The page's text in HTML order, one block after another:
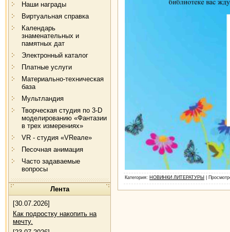
Наши награды
Виртуальная справка
Календарь
знаменательных и
памятных дат
Электронный каталог
Платные услуги
Материально-техническая
база
Мультландия
Творческая студия по 3-D
моделированию «Фантазии
в трех измерениях»
VR - студия «VRеале»
Песочная анимация
Часто задаваемые
вопросы
Лента
[30.07.2026]
Как подростку накопить на
мечту.
Категория: НОВИНКИ ЛИТЕРАТУРЫ